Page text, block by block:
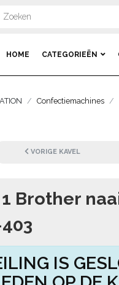
HOME CATEGORIEËN
Confectiemachines
VORIGE KAVEL
1 Brother
IS